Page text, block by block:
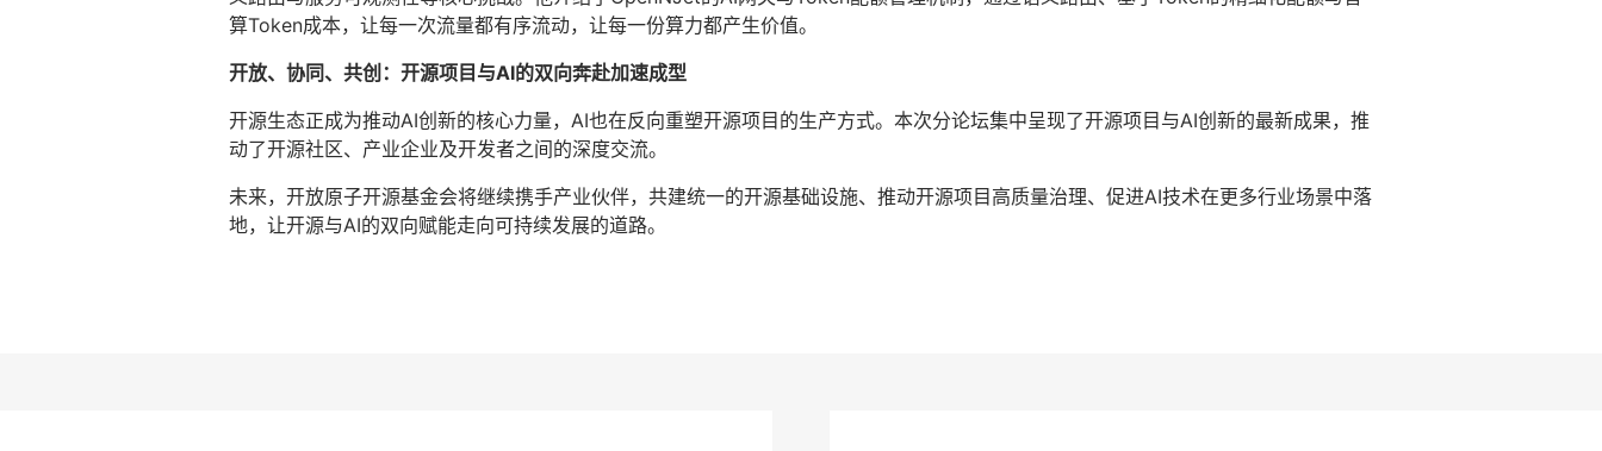
算Token成本，让每一次流量都有序流动，让每一份算力都产生价值。
开放、协同、共创：开源项目与AI的双向奔赴加速成型
开源生态正成为推动AI创新的核心力量，AI也在反向重塑开源项目的生产方式。本次分论坛集中呈现了开源项目与AI创新的最新成果，推
动了开源社区、产业企业及开发者之间的深度交流。
未来，开放原子开源基金会将继续携手产业伙伴，共建统一的开源基础设施、推动开源项目高质量治理、促进AI技术在更多行业场景中落
地，让开源与AI的双向赋能走向可持续发展的道路。